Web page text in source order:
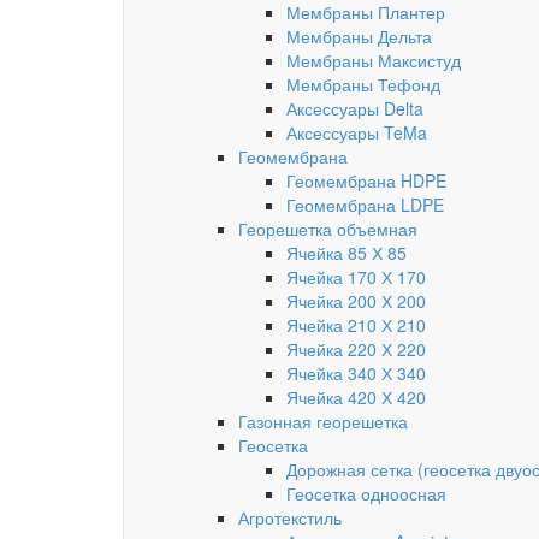
Мембраны Плантер
Мембраны Дельта
Мембраны Максистуд
Мембраны Тефонд
Аксессуары Delta
Аксессуары TeMa
Геомембрана
Геомембрана HDPE
Геомембрана LDPE
Георешетка объемная
Ячейка 85 Х 85
Ячейка 170 Х 170
Ячейка 200 Х 200
Ячейка 210 Х 210
Ячейка 220 Х 220
Ячейка 340 Х 340
Ячейка 420 Х 420
Газонная георешетка
Геосетка
Дорожная сетка (геосетка
Геосетка одноосная
Агротекстиль